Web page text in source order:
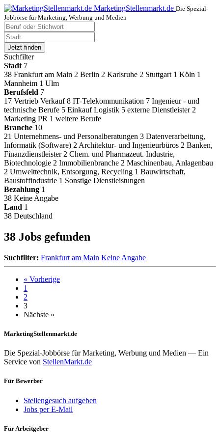
MarketingStellenmarkt.de Die Spezial-
Jobbörse für Marketing, Werbung und Medien
Jetzt finden
Suchfilter
Stadt 7
38 Frankfurt am Main 2 Berlin 2 Karlsruhe 2 Stuttgart 1 Köln 1
Mannheim 1 Ulm
Berufsfeld 7
17 Vertrieb Verkauf8 IT-Telekommunikation 7 Ingenieur - und
technische Berufe 5 Einkauf Logistik 5 externe Dienstleister 2
Marketing PR 1 weitere Berufe
Branche 10
21 Unternehmens- und Personalberatungen 3 Datenverarbeitung,
Informatik (Software) 2 Architektur- und Ingenieurbüros 2 Banken,
Finanzdienstleister 2 Chem. und Pharmazeut. Industrie,
Biotechnologie 2 Immobilienbranche 2 Maschinenbau, Anlagenbau
2 Umwelttechnik, Entsorgung, Recycling 1 Bauwirtschaft,
Baustoffindustrie 1 Sonstige Dienstleistungen
Bezahlung 1
38 Keine Angabe
Land 1
38 Deutschland
38 Jobs gefunden
Suchfilter: Frankfurt am Main Keine Angabe
« Vorherige
1
2
3
Nächste »
MarketingStellenmarkt.de
Die Spezial-Jobbörse für Marketing, Werbung und Medien — Ein
Service von StellenMarkt.de
Für Bewerber
Stellengesuch aufgeben
Jobs per E-Mail
Für Arbeitgeber